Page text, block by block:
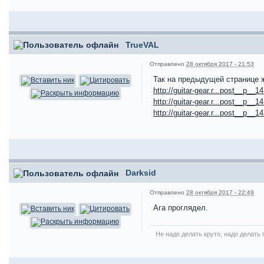
TrueVAL
Отправлено 28 октября 2017 - 21:53
Так на предыдущей странице
http://guitar-
http://guitar-
http://guitar-
Darksid
Отправлено 28 октября 2017 - 22:49
Ага проглядел.
Не надо делать круто, надо делать